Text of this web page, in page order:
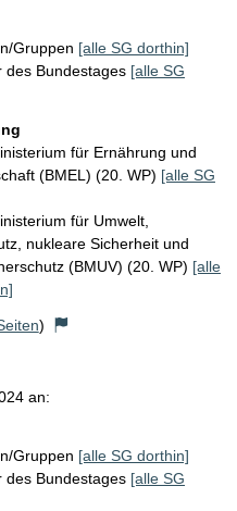
Gruppen [alle SG dorthin]
des Bundestages [alle SG
für Ernährung und
(BMEL) (20. WP) [alle SG
für Umwelt,
nukleare Sicherheit und
(BMUV) (20. WP) [alle
)
an:
Gruppen [alle SG dorthin]
des Bundestages [alle SG